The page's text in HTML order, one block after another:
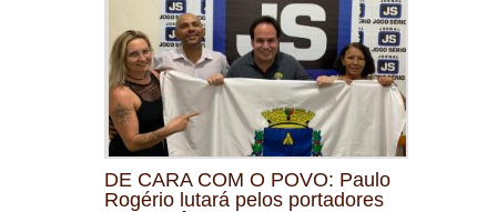
DE CARA COM O POVO: Paulo
Rogério lutará pelos portadores